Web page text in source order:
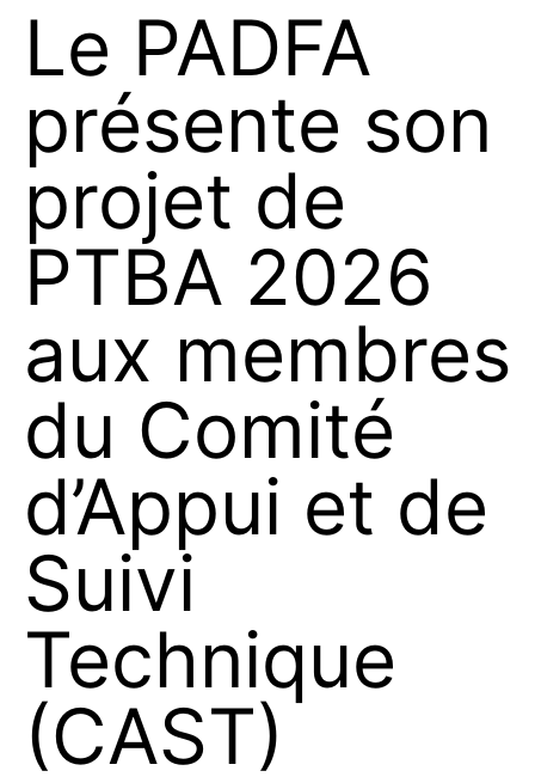
Le PADFA
présente son
projet de
PTBA 2026
aux membres
du Comité
d’Appui et de
Suivi
Technique
(CAST)